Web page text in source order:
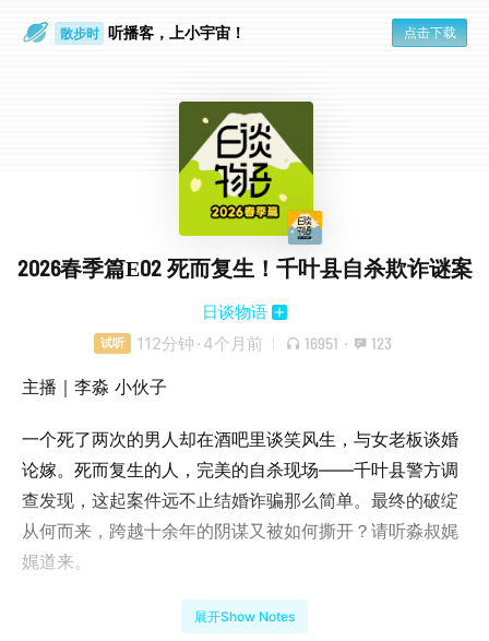
散步时 听播客，上小宇宙！ 点击下载
2026春季篇E02 死而复生！千叶县自杀欺诈谜案
日谈物语
试听 112分钟 · 4个月前 16951 · 123
主播｜李淼 小伙子
一个死了两次的男人却在酒吧里谈笑风生，与女老板谈婚
论嫁。死而复生的人，完美的自杀现场——千叶县警方调
查发现，这起案件远不止结婚诈骗那么简单。最终的破绽
从何而来，跨越十余年的阴谋又被如何撕开？请听淼叔娓
娓道来。
展开Show Notes